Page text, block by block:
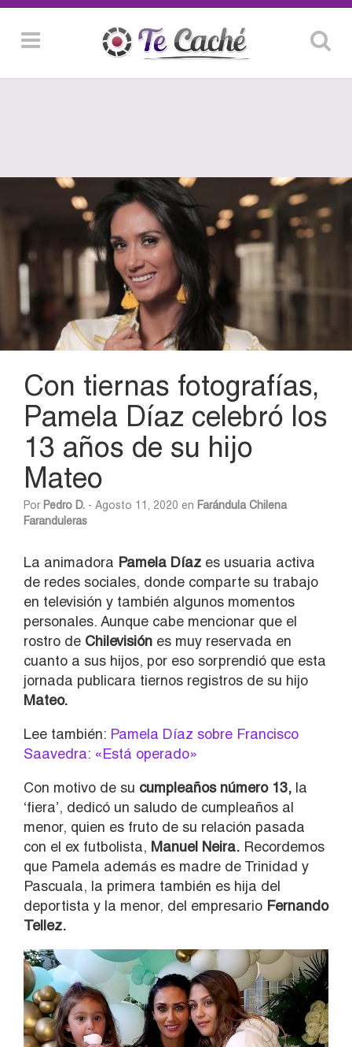
Con tiernas fotografías,
Pamela Díaz celebró los
13 años de su hijo
Mateo
Por Pedro D. - Agosto 11, 2020 en Farándula Chilena
Faranduleras
La animadora Pamela Díaz es usuaria activa
de redes sociales, donde comparte su trabajo
en televisión y también algunos momentos
personales. Aunque cabe mencionar que el
rostro de Chilevisión es muy reservada en
cuanto a sus hijos, por eso sorprendió que esta
jornada publicara tiernos registros de su hijo
Mateo.
Lee también: Pamela Díaz sobre Francisco
Saavedra: «Está operado»
Con motivo de su cumpleaños número 13, la
‘fiera’, dedicó un saludo de cumpleaños al
menor, quien es fruto de su relación pasada
con el ex futbolista, Manuel Neira. Recordemos
que Pamela además es madre de Trinidad y
Pascuala, la primera también es hija del
deportista y la menor, del empresario Fernando
Tellez.